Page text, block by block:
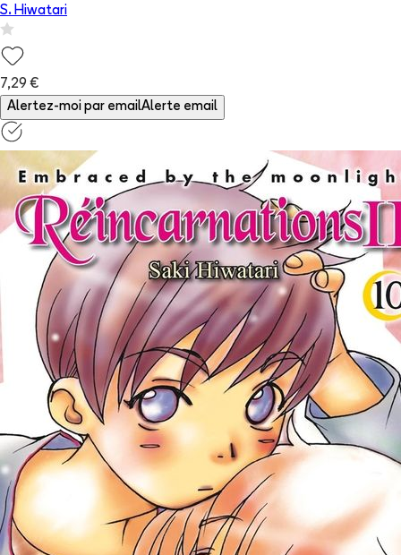
S. Hiwatari
7,29 €
Alertez-moi par emailAlerte email